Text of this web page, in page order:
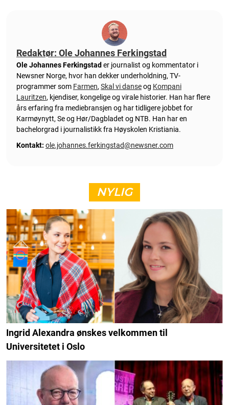
Redaktør: Ole Johannes Ferkingstad
Ole Johannes Ferkingstad er journalist og kommentator i
Newsner Norge, hvor han dekker underholdning, TV-
programmer som Farmen, Skal vi danseog Kompani
Lauritzen, kjendiser, kongelige og virale historier. Han har flere
års erfaring fra mediebransjen og har tidligere jobbet for
Karmøynytt, Se og Hør/Dagbladet og NTB. Han har en
bachelorgrad i journalistikk fra Høyskolen Kristiania.
Kontakt: ole.johannes.ferkingstad@newsner.com
NYLIG
Ingrid Alexandra ønskes velkommen til
Universitetet i Oslo